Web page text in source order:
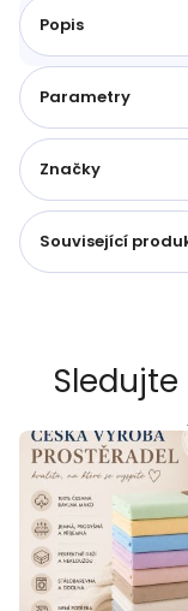
Popis
Parametry
Značky
Související